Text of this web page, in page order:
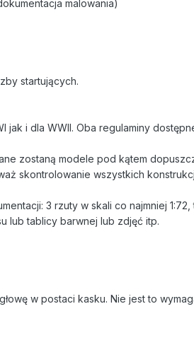
malowania)
startujących.
jak i dla WWII. Oba regulaminy
zostaną modele pod kątem
skontrolowanie wszystkich
3 rzuty w skali co najmniej
lub tablicy barwnej lub zdjęć itp.
w postaci kasku. Nie jest to